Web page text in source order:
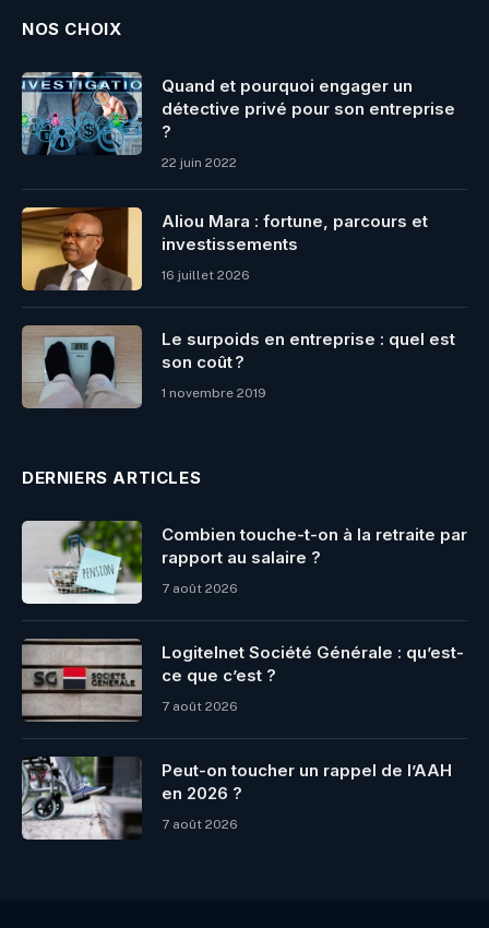
NOS CHOIX
Quand et pourquoi engager un
détective privé pour son entreprise
?
22 juin 2022
Aliou Mara : fortune, parcours et
investissements
16 juillet 2026
Le surpoids en entreprise : quel est
son coût ?
1 novembre 2019
DERNIERS ARTICLES
Combien touche-t-on à la retraite par
rapport au salaire ?
7 août 2026
Logitelnet Société Générale : qu’est-
ce que c’est ?
7 août 2026
Peut-on toucher un rappel de l’AAH
en 2026 ?
7 août 2026